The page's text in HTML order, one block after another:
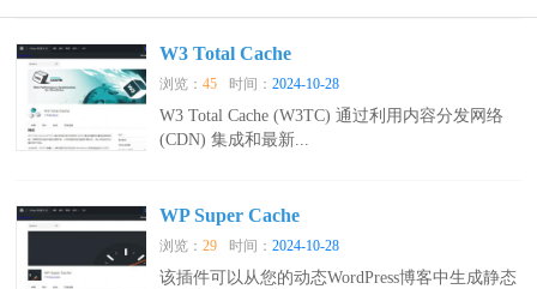
W3 Total Cache
浏览：45 时间：2024-10-28
W3 Total Cache (W3TC) 通过利用内容分发网络
(CDN) 集成和最新...
WP Super Cache
浏览：29 时间：2024-10-28
该插件可以从您的动态WordPress博客中生成静态